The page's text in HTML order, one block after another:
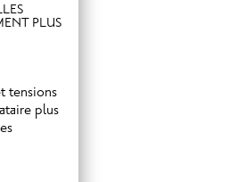
PLUS
tensions
plus